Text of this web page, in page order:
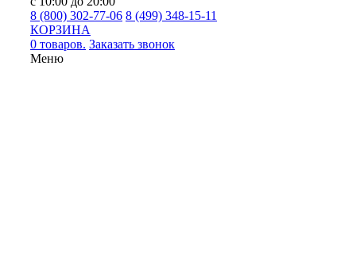
8 (800) 302-77-06 8 (499) 348-15-11
КОРЗИНА
0 товаров. Заказать звонок
Меню